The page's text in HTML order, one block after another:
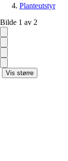
Planteutstyr
Bilde 1 av 2
Vis større